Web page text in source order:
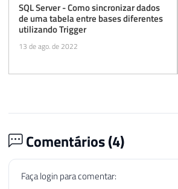
SQL Server - Como sincronizar dados
de uma tabela entre bases diferentes
utilizando Trigger
13 de ago. de 2022
Comentários (4)
Faça login para comentar: